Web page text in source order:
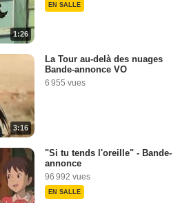
1:26
EN SALLE
3:16
La Tour au-delà des nuages
Bande-annonce VO
6 955 vues
"Si tu tends l'oreille" - Bande-
annonce
96 992 vues
EN SALLE